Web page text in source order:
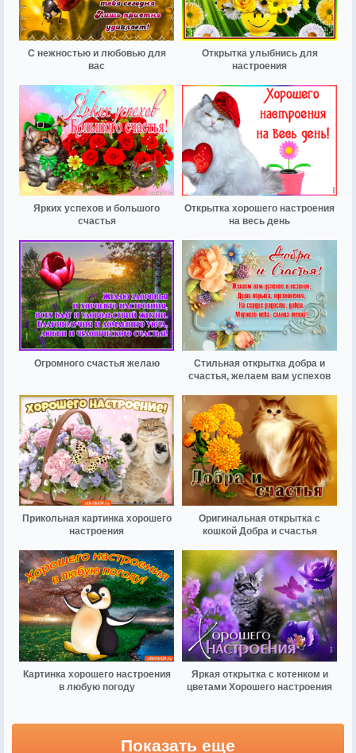
С нежностью и любовью для
вас
Открытка улыбнись для
настроения
Ярких успехов и большого
счастья
Открытка хорошего настроения
на весь день
Огромного счастья желаю
Стильная открытка добра и
счастья, желаем вам успехов
Прикольная картинка хорошего
настроения
Оригинальная открытка с
кошкой Добра и счастья
Картинка хорошего настроения
в любую погоду
Яркая открытка с котенком и
цветами Хорошего настроения
Показать еще